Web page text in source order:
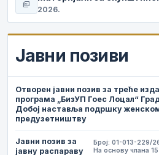
picture_as_pdf
2026.
Јавни позиви
Отворен јавни позив за треће
програма „БизУП Гоес Лоцал“
Добој наставља подршку
предузетништву
Јавни позив за
јавну распараву
Број: 01-013-229/
На основу члана